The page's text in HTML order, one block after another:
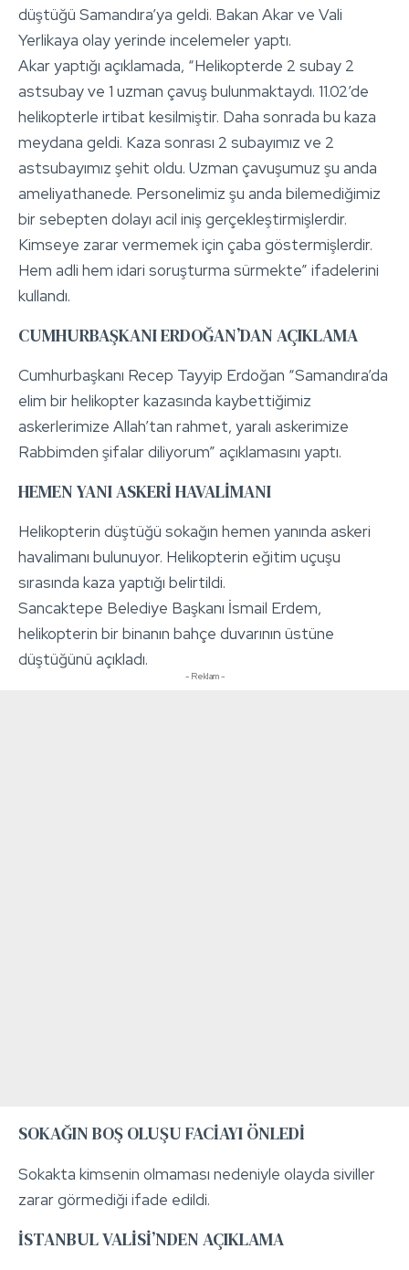
düştüğü Samandıra’ya geldi. Bakan Akar ve Vali
Yerlikaya olay yerinde incelemeler yaptı.
Akar yaptığı açıklamada, “Helikopterde 2 subay 2
astsubay ve 1 uzman çavuş bulunmaktaydı. 11.02’de
helikopterle irtibat kesilmiştir. Daha sonrada bu kaza
meydana geldi. Kaza sonrası 2 subayımız ve 2
astsubayımız şehit oldu. Uzman çavuşumuz şu anda
ameliyathanede. Personelimiz şu anda bilemediğimiz
bir sebepten dolayı acil iniş gerçekleştirmişlerdir.
Kimseye zarar vermemek için çaba göstermişlerdir.
Hem adli hem idari soruşturma sürmekte” ifadelerini
kullandı.
CUMHURBAŞKANI ERDOĞAN’DAN AÇIKLAMA
Cumhurbaşkanı Recep Tayyip Erdoğan “Samandıra’da
elim bir helikopter kazasında kaybettiğimiz
askerlerimize Allah’tan rahmet, yaralı askerimize
Rabbimden şifalar diliyorum” açıklamasını yaptı.
HEMEN YANI ASKERİ HAVALİMANI
Helikopterin düştüğü sokağın hemen yanında askeri
havalimanı bulunuyor. Helikopterin eğitim uçuşu
sırasında kaza yaptığı belirtildi.
Sancaktepe Belediye Başkanı İsmail Erdem,
helikopterin bir binanın bahçe duvarının üstüne
düştüğünü açıkladı.
- Reklam -
SOKAĞIN BOŞ OLUŞU FACİAYI ÖNLEDİ
Sokakta kimsenin olmaması nedeniyle olayda siviller
zarar görmediği ifade edildi.
İSTANBUL VALİSİ’NDEN AÇIKLAMA